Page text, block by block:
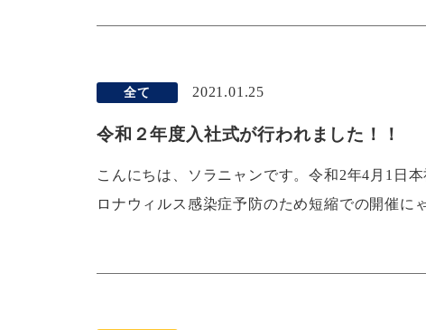
全て 2021.01.25
令和２年度入社式が行われました！！
こんにちは、ソラニャンです。令和2年4月1日
ロナウィルス感染症予防のため短縮での開催に